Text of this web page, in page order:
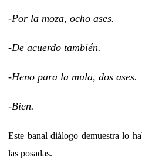
-Por la moza, ocho ases.
-De acuerdo también.
-Heno para la mula, dos ases.
-Bien.
Este banal diálogo demuestra lo
las posadas.